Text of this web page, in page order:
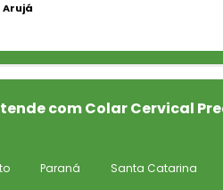
Arujá
com Colar Cervical
Paraná Santa Catarina